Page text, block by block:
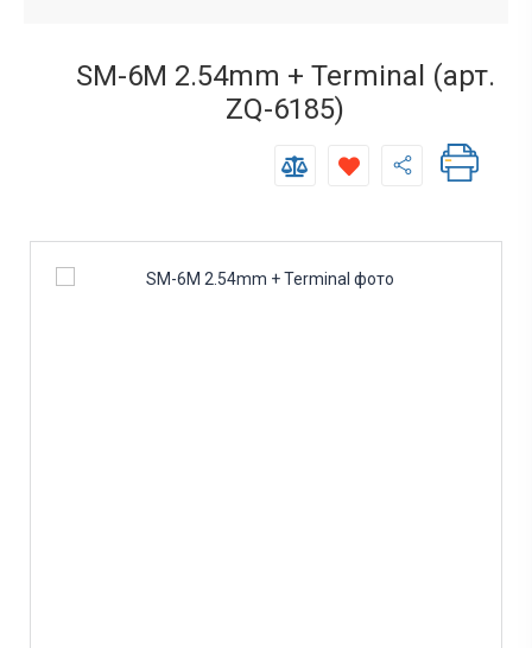
SM-6M 2.54mm + Terminal (арт.
ZQ-6185)